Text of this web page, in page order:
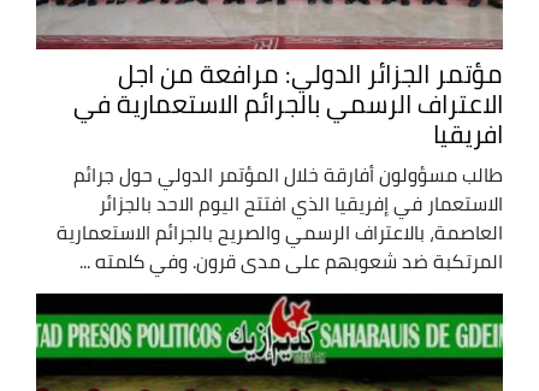
مؤتمر الجزائر الدولي: مرافعة من اجل
الاعتراف الرسمي بالجرائم الاستعمارية في
افريقيا
طالب مسؤولون أفارقة خلال المؤتمر الدولي حول جرائم
الاستعمار في إفريقيا الذي افتتح اليوم الاحد بالجزائر
العاصمة، بالاعتراف الرسمي والصريح بالجرائم الاستعمارية
المرتكبة ضد شعوبهم على مدى قرون. وفي كلمته ...